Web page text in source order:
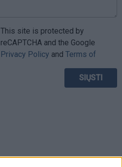
This site is protected by
reCAPTCHA and the Google
Privacy Policy and Terms of